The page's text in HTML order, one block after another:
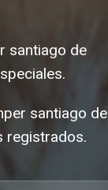
santiago de
santiago de
registrados.